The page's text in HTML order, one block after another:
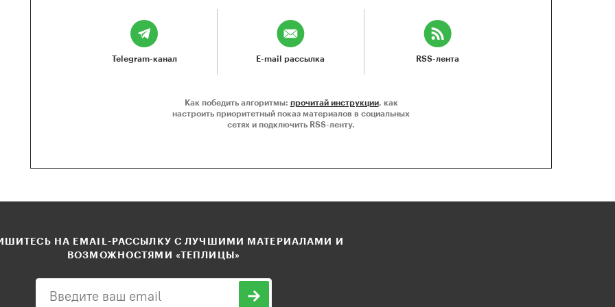
Telegram-канал E-mail рассылка RSS-лента
Как победить алгоритмы: прочитай инструкции, как
настроить приоритетный показ материалов в социальных
сетях и подключить RSS-ленту.
НА EMAIL-РАССЫЛКУ С ЛУЧШИМИ МАТЕРИАЛАМИ И
ВОЗМОЖНОСТЯМИ «ТЕПЛИЦЫ»